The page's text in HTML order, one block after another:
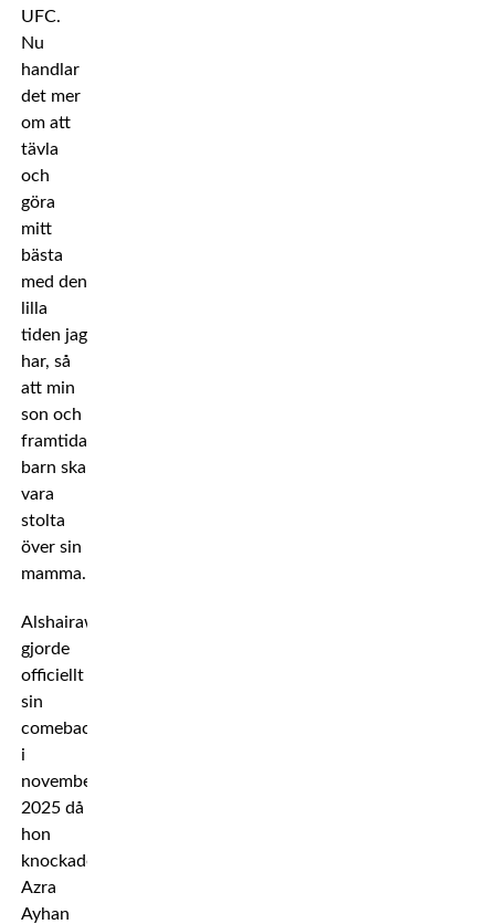
UFC.
Nu
handlar
det mer
om att
tävla
och
göra
mitt
bästa
med den
lilla
tiden jag
har, så
att min
son och
framtida
barn ska
vara
stolta
över sin
mamma.
Alshairawi
gjorde
officiellt
sin
comeback
i
november
2025 då
hon
knockade
Azra
Ayhan